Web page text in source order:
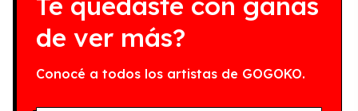
de ver más?
Conocé a todos los artistas de GOGOKO.